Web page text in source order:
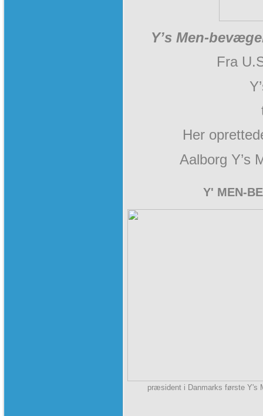
Y’s Men-
Fra
Her
Aalborg Y’s
Y' MEN-
præsident i Danmarks første Y's